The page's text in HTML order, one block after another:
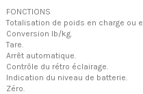
FONCTIONS
Totalisation de poids en charge ou
Conversion lb/kg.
Tare.
Arrêt automatique.
Contrôle du rétro éclairage.
Indication du niveau de batterie.
Zéro.